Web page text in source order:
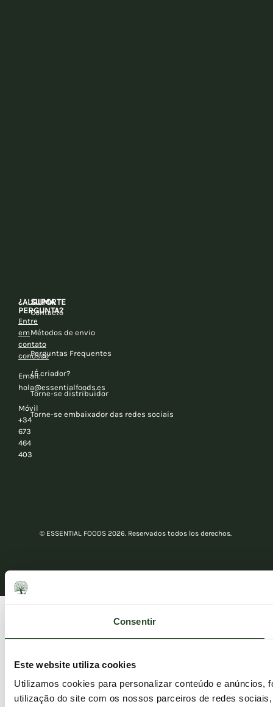
Consentir
Este website utiliza cookies
Utilizamos cookies para personalizar conteúdo e anúncios,
utilização do site com os nossos parceiros de redes
¿ALGUMA
PERGUNTA?
Entre
em
contato
conosco
Email:
hola@essentialfoods.es
Móvil
+34
673
464
403
SUPORTE
Contacto
Métodos de envio
Perguntas Frequentes
¿É criador?
Torne-se distribuidor
Torne-se embaixador das redes sociais
© ESSENTIAL FOODS 2026. Reservados todos los derechos.